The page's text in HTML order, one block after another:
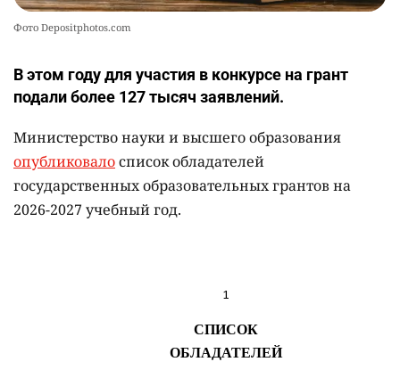
Фото Depositphotos.com
В этом году для участия в конкурсе на грант
подали более 127 тысяч заявлений.
Министерство науки и высшего образования
опубликовалосписок обладателей
государственных образовательных грантов на
2026-2027 учебный год.